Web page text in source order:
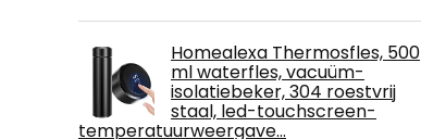
Homealexa Thermosfles, 500
ml waterfles, vacuüm-
isolatiebeker, 304 roestvrij
staal, led-touchscreen-
temperatuurweergave…